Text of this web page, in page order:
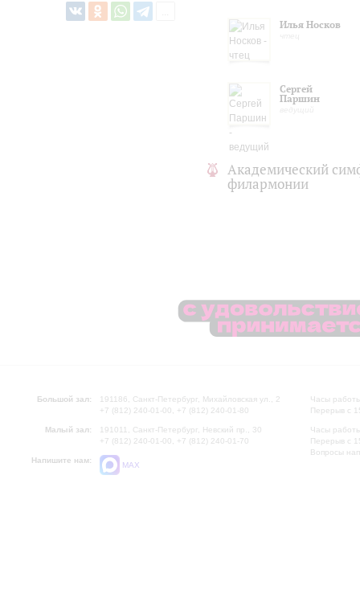
Илья Носков
Сергей
Паршин
Академический
филармонии
Большой зал:
191186, Санкт-Петербург, Михайловская ул., 2
+7 (812) 240-01-00, +7 (812) 240-01-80
Малый зал:
191011, Санкт-Петербург, Невский пр., 30
+7 (812) 240-01-00, +7 (812) 240-01-70
Напишите нам:
MAX
Часы
Перерыв с
Часы
Перерыв с
Вопросы